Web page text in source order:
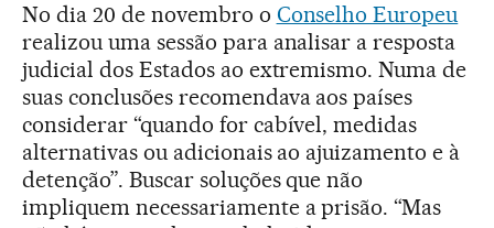
No dia 20 de novembro o Conselho Europeu
realizou uma sessão para analisar a resposta
judicial dos Estados ao extremismo. Numa de
suas conclusões recomendava aos países
considerar “quando for cabível, medidas
alternativas ou adicionais ao ajuizamento e à
detenção”. Buscar soluções que não
impliquem necessariamente a prisão. “Mas